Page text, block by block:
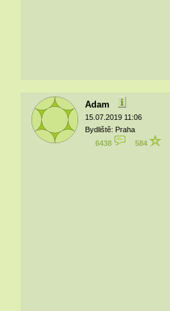
Adam
15.07.2019 11:06
Bydliště: Praha
6438
584